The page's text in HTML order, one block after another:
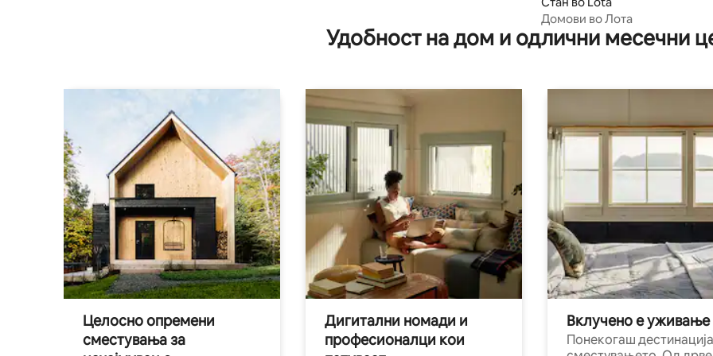
Домови во Лота
Удобност на дом и одлични месечни
Целосно опремени
сместувања за
Дигитални номади и
професионалци кои
Вклучено е уживање
Понекогаш